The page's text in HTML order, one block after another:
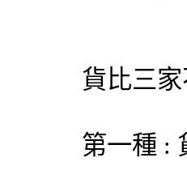
貨比三
第一種 :